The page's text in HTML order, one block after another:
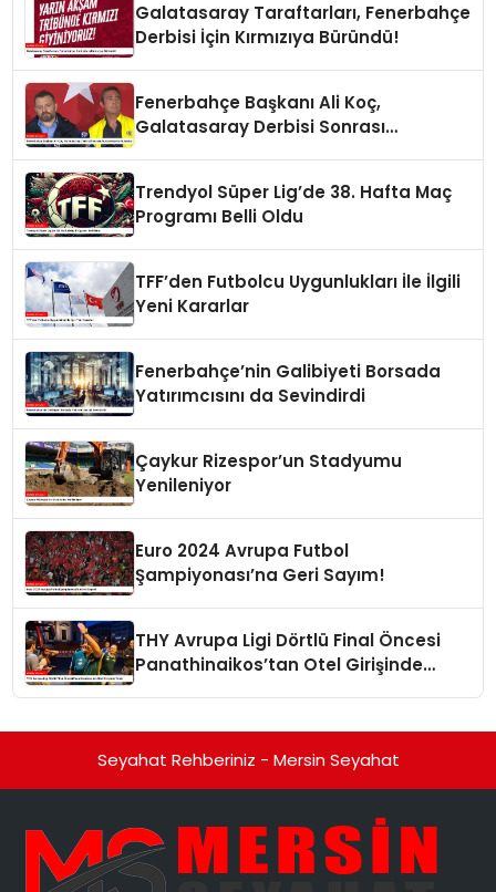
Galatasaray Taraftarları, Fenerbahçe
Derbisi İçin Kırmızıya Büründü!
Fenerbahçe Başkanı Ali Koç,
Galatasaray Derbisi Sonrası
Trendyol Süper Lig’de 38. Hafta Maç
Programı Belli Oldu
TFF’den Futbolcu Uygunlukları İle İlgili
Yeni Kararlar
Fenerbahçe’nin Galibiyeti Borsada
Yatırımcısını da Sevindirdi
Çaykur Rizespor’un Stadyumu
Yenileniyor
Euro 2024 Avrupa Futbol
Şampiyonası’na Geri Sayım!
THY Avrupa Ligi Dörtlü Final Öncesi
Panathinaikos’tan Otel Girişinde
Seyahat Rehberiniz - Mersin Seyahat